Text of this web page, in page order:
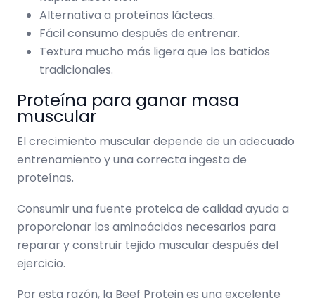
Alternativa a proteínas lácteas.
Fácil consumo después de entrenar.
Textura mucho más ligera que los batidos
tradicionales.
Proteína para ganar masa
muscular
El crecimiento muscular depende de un adecuado
entrenamiento y una correcta ingesta de
proteínas.
Consumir una fuente proteica de calidad ayuda a
proporcionar los aminoácidos necesarios para
reparar y construir tejido muscular después del
ejercicio.
Por esta razón, la Beef Protein es una excelente